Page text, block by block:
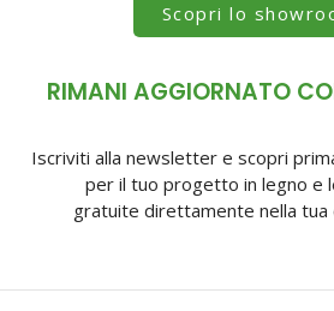
Scopri lo
RIMANI AGGIORNATO
Iscriviti alla newsletter e scopri
per il tuo progetto in legno e
gratuite direttamente nella tua